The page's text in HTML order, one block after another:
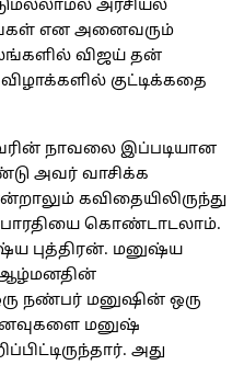
அரசியல்
என அனைவரும்
விஜய் தன்
குட்டிக்கதை
நாவலை இப்படியான
அவர் வாசிக்க
கவிதையிலிருந்து
பாரதியை கொண்டாடலாம்.
புத்திரன். மனுஷ்ய
ஆழ்மனதின்
நண்பர் மனுஷின் ஒரு
மனுஷ்
அது